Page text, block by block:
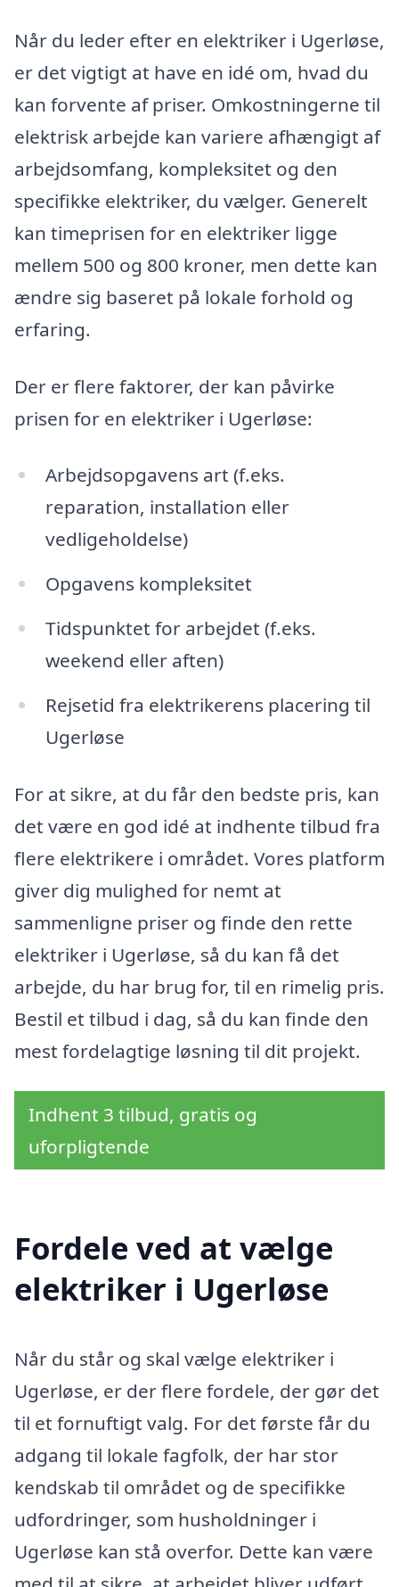
Når du leder efter en elektriker i Ugerløse,
er det vigtigt at have en idé om, hvad du
kan forvente af priser. Omkostningerne til
elektrisk arbejde kan variere afhængigt af
arbejdsomfang, kompleksitet og den
specifikke elektriker, du vælger. Generelt
kan timeprisen for en elektriker ligge
mellem 500 og 800 kroner, men dette kan
ændre sig baseret på lokale forhold og
erfaring.
Der er flere faktorer, der kan påvirke
prisen for en elektriker i Ugerløse:
Arbejdsopgavens art (f.eks.
reparation, installation eller
vedligeholdelse)
Opgavens kompleksitet
Tidspunktet for arbejdet (f.eks.
weekend eller aften)
Rejsetid fra elektrikerens placering til
Ugerløse
For at sikre, at du får den bedste pris, kan
det være en god idé at indhente tilbud fra
flere elektrikere i området. Vores platform
giver dig mulighed for nemt at
sammenligne priser og finde den rette
elektriker i Ugerløse, så du kan få det
arbejde, du har brug for, til en rimelig pris.
Bestil et tilbud i dag, så du kan finde den
mest fordelagtige løsning til dit projekt.
Indhent 3 tilbud, gratis og
uforpligtende
Fordele ved at vælge
elektriker i Ugerløse
Når du står og skal vælge elektriker i
Ugerløse, er der flere fordele, der gør det
til et fornuftigt valg. For det første får du
adgang til lokale fagfolk, der har stor
kendskab til området og de specifikke
udfordringer, som husholdninger i
Ugerløse kan stå overfor. Dette kan være